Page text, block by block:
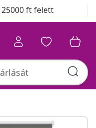
ft felett